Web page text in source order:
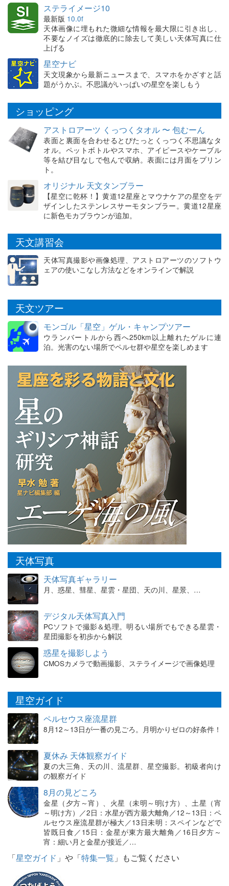
ステライメージ10
最新版 10.0f
天体画像に埋もれた微細な情報を最大限に引き出し、
不要なノイズは徹底的に除去して美しい天体写真に仕
上げる
星空ナビ
天文現象から最新ニュースまで、スマホをかざすと話
題がうかぶ。不思議がいっぱいの星空を楽しもう
ショッピング
アストロアーツ くっつくタオル 〜 包むーん
表面と裏面を合わせるとぴたっとくっつく不思議なタ
オル。ペットボトルやスマホ、アイピースやケーブル
等を結び目なしで包んで収納。表面には月面をプリン
ト。
オリジナル 天文タンブラー
【星空に乾杯！】黄道12星座とマウナケアの星空をデ
ザインしたステンレスサーモタンブラー。黄道12星座
に新色モカブラウンが追加。
天文講習会
天体写真撮影や画像処理、アストロアーツのソフトウ
ェアの使いこなし方法などをオンラインで解説
天文ツアー
モンゴル「星空」ゲル・キャンプツアー
ウランバートルから西へ250km以上離れたゲルに連
泊。光害のない場所でペルセ群や星空を楽しめます
天体写真
天体写真ギャラリー
月、惑星、彗星、星雲・星団、天の川、星景、…
デジタル天体写真入門
PCソフトで撮影＆処理。明るい場所でもできる星雲・
星団撮影を初歩から解説
惑星を撮影しよう
CMOSカメラで動画撮影、ステライメージで画像処理
星空ガイド
ペルセウス座流星群
8月12～13日が一番の見ごろ。月明かりゼロの好条件！
夏休み 天体観察ガイド
夏の大三角、天の川、流星群、星空撮影。初級者向け
の観察ガイド
8月の見どころ
金星（夕方～宵）、火星（未明～明け方）、土星（宵
～明け方）／2日：水星が西方最大離角／12～13日：ペ
ルセウス座流星群が極大／13日未明：スペインなどで
皆既日食／15日：金星が東方最大離角／16日夕方～
宵：細い月と金星が接近／…
「星空ガイド 」や「特集一覧 」もご覧ください